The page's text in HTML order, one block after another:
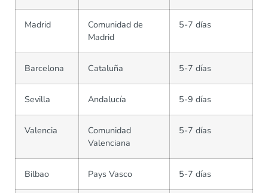
Madrid
Comunidad de
Madrid
5-7 días
Barcelona Cataluña 5-7 días
Sevilla Andalucía 5-9 días
Valencia
Comunidad
Valenciana
5-7 días
Bilbao Pays Vasco 5-7 días